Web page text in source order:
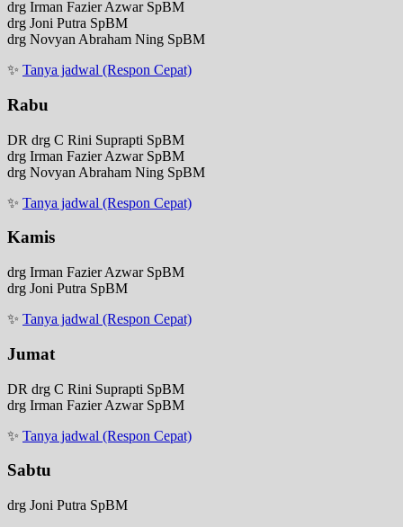
drg Irman Fazier Azwar SpBM
drg Joni Putra SpBM
drg Novyan Abraham Ning SpBM
✨ Tanya jadwal (Respon Cepat)
Rabu
DR drg C Rini Suprapti SpBM
drg Irman Fazier Azwar SpBM
drg Novyan Abraham Ning SpBM
✨ Tanya jadwal (Respon Cepat)
Kamis
drg Irman Fazier Azwar SpBM
drg Joni Putra SpBM
✨ Tanya jadwal (Respon Cepat)
Jumat
DR drg C Rini Suprapti SpBM
drg Irman Fazier Azwar SpBM
✨ Tanya jadwal (Respon Cepat)
Sabtu
drg Joni Putra SpBM